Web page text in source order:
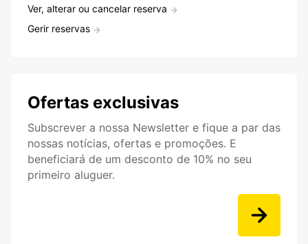
Ver, alterar ou cancelar reserva
Gerir reservas
Ofertas exclusivas
Subscrever a nossa Newsletter e fique a par das
nossas notícias, ofertas e promoções. E
beneficiará de um desconto de 10% no seu
primeiro aluguer.